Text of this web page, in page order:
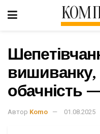
вишиванку,
обачність
Автор Komo 01.08.2025